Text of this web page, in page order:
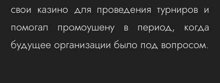
свои казино для проведения турниров и
помогал промоушену в период, когда
будущее организации было под вопросом.